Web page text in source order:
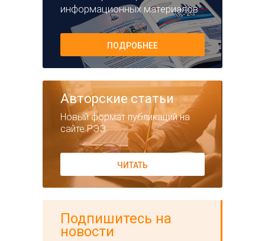
информационных материалов
ПОДРОБНЕЕ
Авторские статьи
Новый формат публикаций на
сайте РЭЭ
ЧИТАТЬ
Подпишитесь на
новости